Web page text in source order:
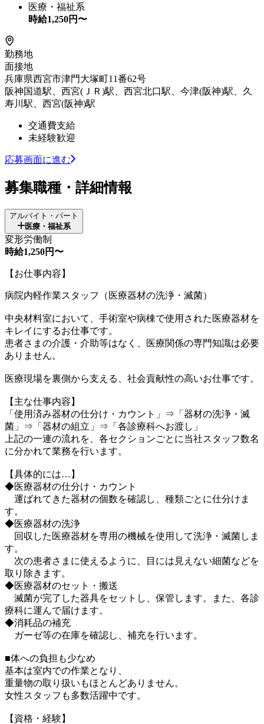
医療・福祉系
時給1,250円〜
勤務地
面接地
兵庫県西宮市津門大塚町11番62号
阪神国道駅、西宮(ＪＲ)駅、西宮北口駅、今津(阪神)駅、久
寿川駅、西宮(阪神)駅
交通費支給
未経験歓迎
応募画面に進む
募集職種・詳細情報
アルバイト・パート
医療・福祉系
変形労働制
時給1,250円〜
【お仕事内容】
病院内軽作業スタッフ（医療器材の洗浄・滅菌）
中央材料室において、手術室や病棟で使用された医療器材を
キレイにするお仕事です。
患者さまの介護・介助等はなく、医療関係の専門知識は必要
ありません。
医療現場を裏側から支える、社会貢献性の高いお仕事です。
【主な仕事内容】
「使用済み器材の仕分け・カウント」⇒「器材の洗浄・滅
菌」⇒「器材の組立」⇒「各診療科へお渡し」
上記の一連の流れを、各セクションごとに当社スタッフ数名
に分かれて業務を行います。
【具体的には…】
◆医療器材の仕分け・カウント
運ばれてきた器材の個数を確認し、種類ごとに仕分けま
す。
◆医療器材の洗浄
回収した医療器材を専用の機械を使用して洗浄・滅菌しま
す。
次の患者さまに使えるように、目には見えない細菌などを
取り除きます。
◆医療器材のセット・搬送
滅菌が完了した器具をセットし、保管します。また、各診
療科に運んで届けます。
◆消耗品の補充
ガーゼ等の在庫を確認し、補充を行います。
■体への負担も少なめ
基本は室内での作業となり、
重量物の取り扱いもほとんどありません。
女性スタッフも多数活躍中です。
【資格・経験】